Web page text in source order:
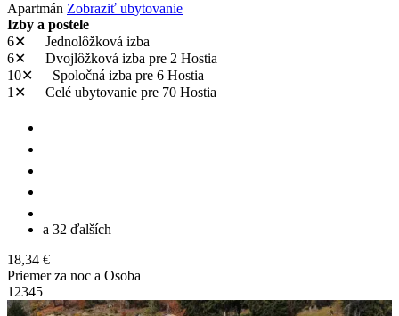
Apartmán Zobraziť ubytovanie
Izby a postele
6✕
Jednolôžková izba
6✕
Dvojlôžková izba pre 2 Hostia
10✕
Spoločná izba pre 6 Hostia
1✕
Celé ubytovanie pre 70 Hostia
a 32 ďalších
18,34 €
Priemer za noc a Osoba
1 2345